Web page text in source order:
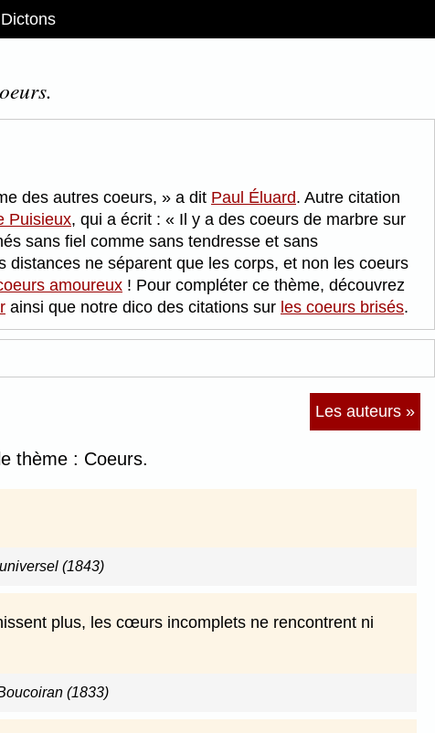
Dictons
des autres coeurs, a dit Paul Éluard. Autre citation
Puisieux, qui a écrit :
Il y a des coeurs de marbre sur
sans fiel comme sans tendresse et sans
distances ne séparent que les corps, et non les coeurs
amoureux ! Pour compléter ce thème, découvrez
ainsi que notre dico des citations sur les coeurs brisés.
Les auteurs »
thème : Coeurs.
(1843)
plus, les cœurs incomplets ne rencontrent ni
(1833)